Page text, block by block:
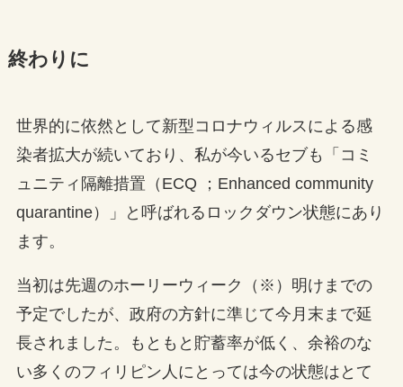
終わりに
世界的に依然として新型コロナウィルスによる感
染者拡大が続いており、私が今いるセブも「コミ
ュニティ隔離措置（ECQ ；Enhanced community
quarantine）」と呼ばれるロックダウン状態にあり
ます。
当初は先週のホーリーウィーク（※）明けまでの
予定でしたが、政府の方針に準じて今月末まで延
長されました。もともと貯蓄率が低く、余裕のな
い多くのフィリピン人にとっては今の状態はとて